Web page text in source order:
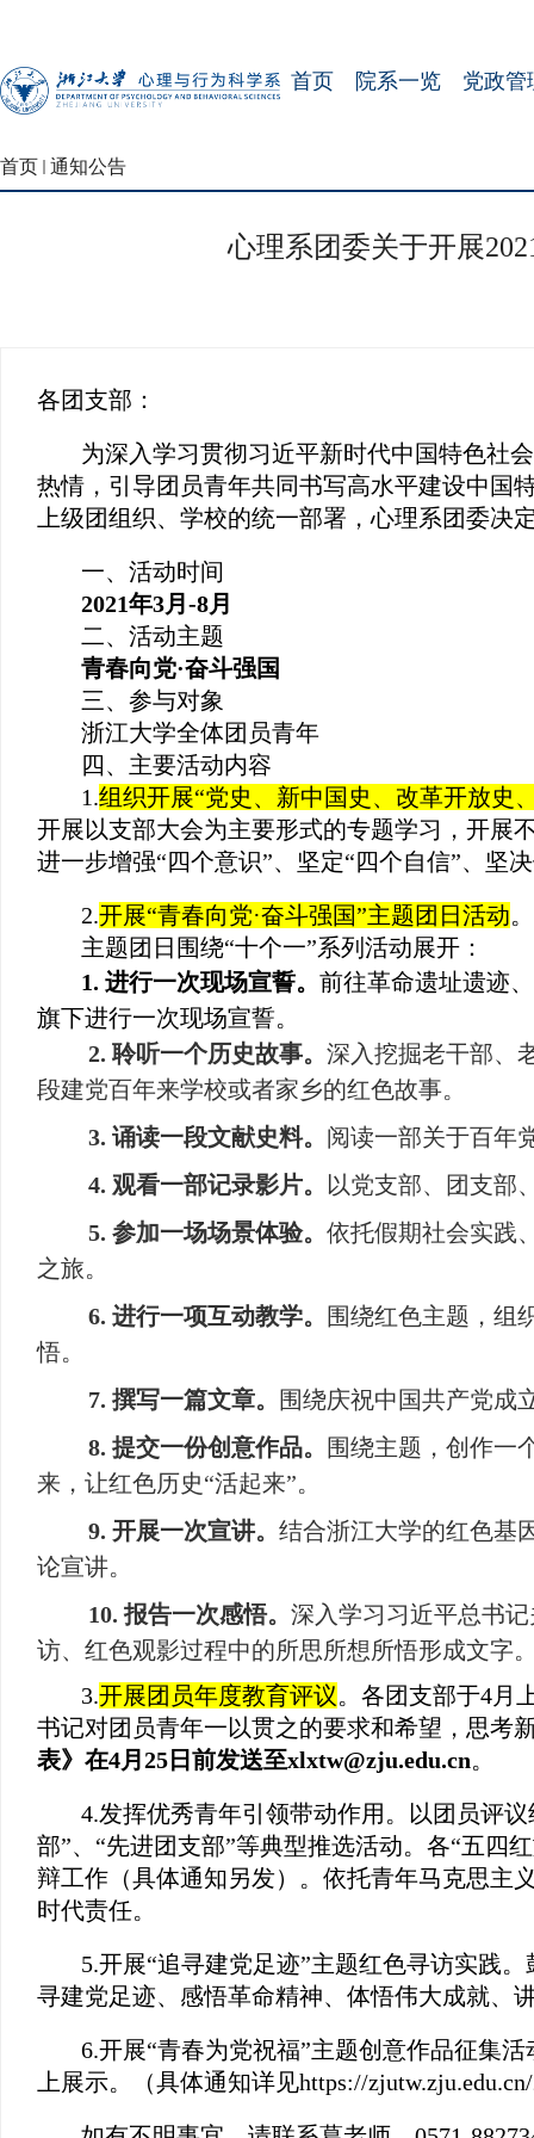
首页 院系一览 党政管
首页 通知公告
心理系团委关于开展
各团支部：
为深入学习贯彻习近平新时代中国特色社
热情，引导团员青年共同书写高水平建设中国
上级团组织、学校的统一部署，心理系团委决
一、活动时间
2021年3月-8月
二、活动主题
青春向党·奋斗强国
三、参与对象
浙江大学全体团员青年
四、主要活动内容
1.组织开展“党史、新中国史、改革开放史
开展以支部大会为主要形式的专题学习，开展
进一步增强“四个意识”、坚定“四个自信”、坚
2.开展“青春向党·奋斗强国”主题团日活动。
主题团日围绕“十个一”系列活动展开：
1. 进行一次现场宣誓。前往革命遗址遗迹
旗下进行一次现场宣誓。
2. 聆听一个历史故事。 深入挖掘老干部、
段建党百年来学校或者家乡的红色故事。
3. 诵读一段文献史料。 阅读一部关于百年
4. 观看一部记录影片。
以党支部、团支部
5. 参加一场场景体验。 依托假期社会实践
之旅。
6. 进行一项互动教学。
围绕红色主题，组
悟。
7. 撰写一篇文章。
围绕庆祝中国共产党成
8. 提交一份创意作品。
围绕主题，创作一
来，让红色历史“活起来”。
9. 开展一次宣讲。 结合浙江大学的红色基
论宣讲。
10. 报告一次感悟。 深入学习习近平总书
访、红色观影过程中的所思所想所悟形成文字
3.开展团员年度教育评议。各团支部于4月
书记对团员青年一以贯之的要求和希望，思考
表》在4月 25 日前发送至xlxtw@zju.edu.cn。
4.发挥优秀青年引领带动作用。以团员评
部”、“先进团支部”等典型推选活动。各“五四
辩工作（具体通知另发）。依托青年马克思主
时代责任。
5.开展“追寻建党足迹”主题红色寻访实践
寻建党足迹、感悟革命精神、体悟伟大成就、
6.开展“青春为党祝福”主题创意作品征集
上展示。（具体通知详见https://